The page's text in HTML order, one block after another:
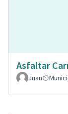
Asfaltar
Juan